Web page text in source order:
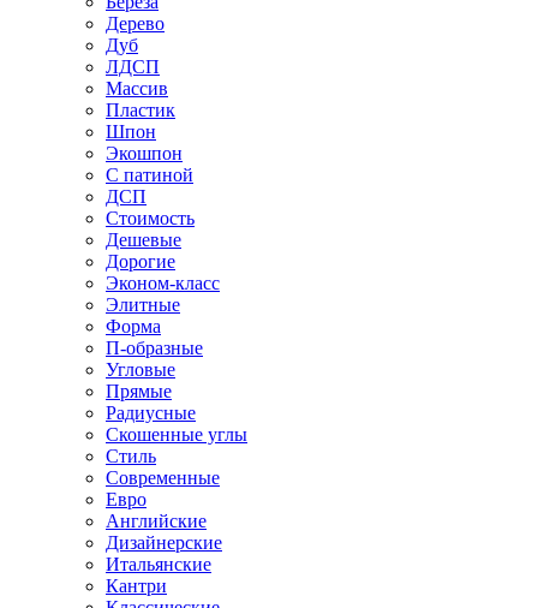
Дерево
Дуб
ЛДСП
Массив
Пластик
Шпон
Экошпон
С патиной
ДСП
Стоимость
Дешевые
Дорогие
Эконом-класс
Элитные
Форма
П-образные
Угловые
Прямые
Радиусные
Скошенные углы
Стиль
Современные
Евро
Английские
Дизайнерские
Итальянские
Кантри